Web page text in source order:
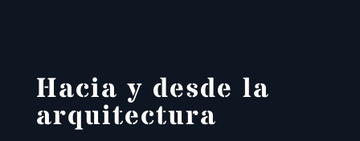
Hacia y desde la
arquitectura